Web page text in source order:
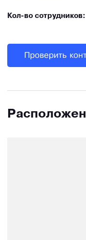
Кол-во сотрудников:
Проверить